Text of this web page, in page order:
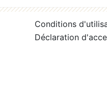
Conditions
Déclaration